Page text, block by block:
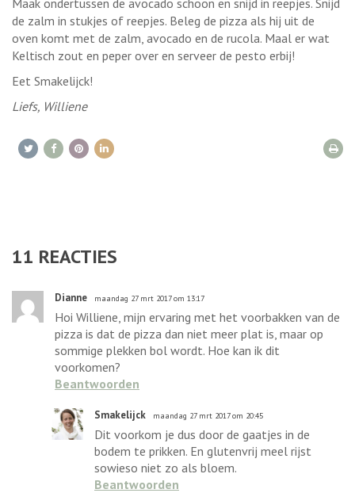
de zalm in stukjes of reepjes. Beleg de pizza als hij uit de
oven komt met de zalm, avocado en de rucola. Maal er wat
Keltisch zout en peper over en serveer de pesto erbij!
Eet Smakelijck!
Liefs, Williene
11 REACTIES
Dianne maandag 27 mrt 2017 om 13:17
Hoi Williene, mijn ervaring met het voorbakken van de
pizza is dat de pizza dan niet meer plat is, maar op
sommige plekken bol wordt. Hoe kan ik dit
voorkomen?
Beantwoorden
Smakelijck maandag 27 mrt 2017 om 20:45
Dit voorkom je dus door de gaatjes in de
bodem te prikken. En glutenvrij meel rijst
sowieso niet zo als bloem.
Beantwoorden